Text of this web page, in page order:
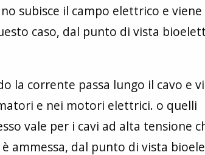
subisce il campo elettrico e viene
caso, dal punto di vista
la corrente passa lungo il cavo e
e nei motori elettrici. o quelli
vale per i cavi ad alta tensione
ammessa, dal punto di vista